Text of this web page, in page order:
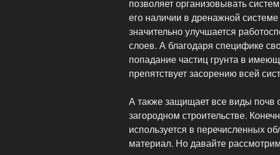
позволяет организовывать
его наличии в дренажной
значительно улучшается
слоев. А благодаря специфике
попадание частиц грунта в
препятствует засорению всей
А также защищает все виды почв
загородном строительстве.
используется в перечисленных
материал. Но давайте